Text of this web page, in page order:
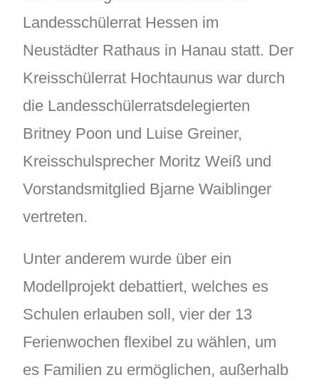
Landesschülerrat Hessen im
Neustädter Rathaus in Hanau statt. Der
Kreisschülerrat Hochtaunus war durch
die Landesschülerratsdelegierten
Britney Poon und Luise Greiner,
Kreisschulsprecher Moritz Weiß und
Vorstandsmitglied Bjarne Waiblinger
vertreten.
Unter anderem wurde über ein
Modellprojekt debattiert, welches es
Schulen erlauben soll, vier der 13
Ferienwochen flexibel zu wählen, um
es Familien zu ermöglichen, außerhalb